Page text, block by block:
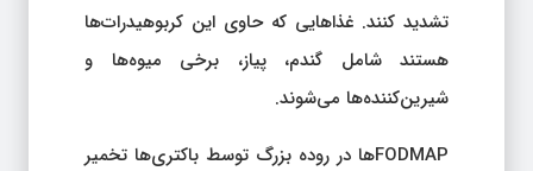
تشدید کنند. غذاهایی که حاوی این کربوهیدرات‌ها
هستند شامل گندم، پیاز، برخی میوه‌ها و
شیرین‌کننده‌ها می‌شوند.
FODMAPها در روده بزرگ توسط باکتری‌ها تخمیر